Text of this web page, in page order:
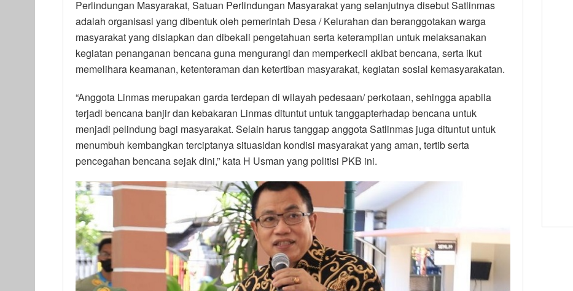
Perlindungan Masyarakat, Satuan Perlindungan Masyarakat yang selanjutnya disebut Satlinmas
adalah organisasi yang dibentuk oleh pemerintah Desa / Kelurahan dan beranggotakan warga
masyarakat yang disiapkan dan dibekali pengetahuan serta keterampilan untuk melaksanakan
kegiatan penanganan bencana guna mengurangi dan memperkecil akibat bencana, serta ikut
memelihara keamanan, ketenteraman dan ketertiban masyarakat, kegiatan sosial kemasyarakatan.
“Anggota Linmas merupakan garda terdepan di wilayah pedesaan/ perkotaan, sehingga apabila
terjadi bencana banjir dan kebakaran Linmas dituntut untuk tanggapterhadap bencana untuk
menjadi pelindung bagi masyarakat. Selain harus tanggap anggota Satlinmas juga dituntut untuk
menumbuh kembangkan terciptanya situasidan kondisi masyarakat yang aman, tertib serta
pencegahan bencana sejak dini,” kata H Usman yang politisi PKB ini.